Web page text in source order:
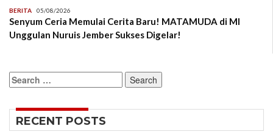
BERITA 05/08/2026
Senyum Ceria Memulai Cerita Baru! MATAMUDA di MI
Unggulan Nuruis Jember Sukses Digelar!
Search
for:
RECENT POSTS